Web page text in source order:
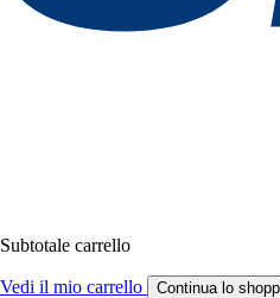
Subtotale carrello
Vedi il mio carrello Continua lo